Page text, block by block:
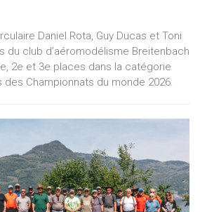
Daniel Rota, Guy Ducas et Toni
du club d’aéromodélisme Breitenbach
2e et 3e places dans la catégorie
des Championnats du monde 2026.